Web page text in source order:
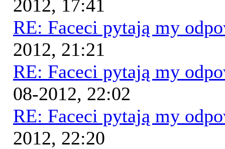
2012, 17:41
RE: Faceci pytają my
2012, 21:21
RE: Faceci pytają my
08-2012, 22:02
RE: Faceci pytają my
2012, 22:20